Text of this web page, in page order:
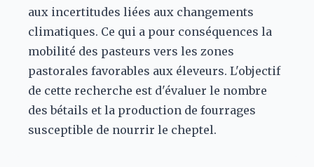
aux incertitudes liées aux changements
climatiques. Ce qui a pour conséquences la
mobilité des pasteurs vers les zones
pastorales favorables aux éleveurs. L'objectif
de cette recherche est d'évaluer le nombre
des bétails et la production de fourrages
susceptible de nourrir le cheptel.